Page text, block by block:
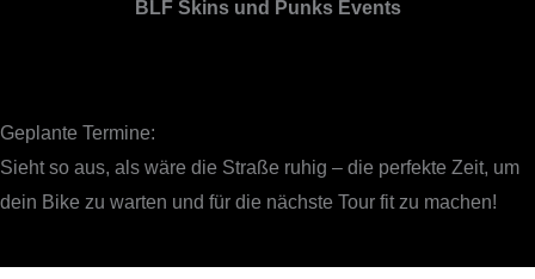
BLF Skins und Punks Events
Geplante Termine:
Sieht so aus, als wäre die Straße ruhig – die perfekte Zeit, um
dein Bike zu warten und für die nächste Tour fit zu machen!